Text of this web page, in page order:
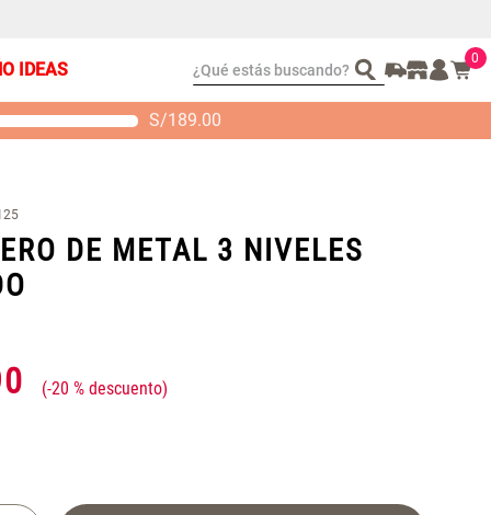
IDEAS ¿Qué estás buscando? 0
S/189.00
DE METAL 3 NIVELES
-20 %
2 Almohadas
Set Sábanas Algodón